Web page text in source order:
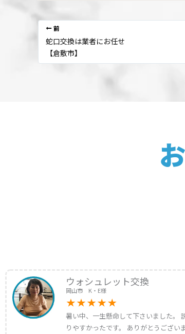
前
蛇口交換は業者にお任せ
【倉敷市】
ウォシュレット交換
岡山市 K・E様
暑い中、一生懸命して下さいました。
りやすかったです。 ありがとうござい